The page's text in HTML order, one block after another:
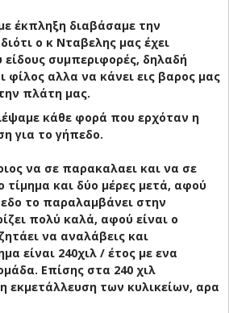
έκπληξη διαβάσαμε την
ο κ Νταβελης μας έχει
είδους συμπεριφορές, δηλαδή
φίλος αλλα να κάνει εις βαρος μας
πλάτη μας.
κάθε φορά που ερχόταν η
για το γήπεδο.
να σε παρακαλαει και να σε
τίμημα και δύο μέρες μετά, αφού
το παραλαμβάνει στην
πολύ καλά, αφού είναι ο
να αναλάβεις και
είναι 240χιλ / έτος με ενα
Επίσης στα 240 χιλ
εκμετάλλευση των κυλικείων, αρα